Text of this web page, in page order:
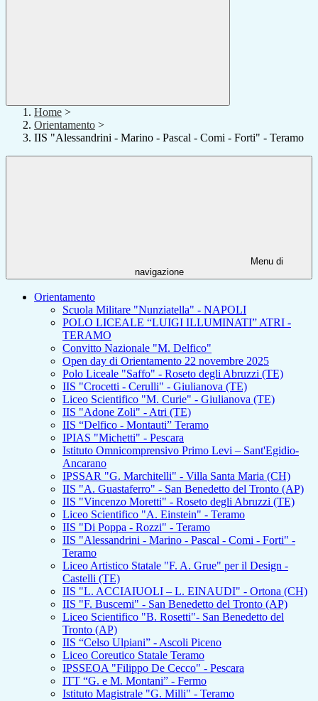
Home >
Orientamento >
IIS "Alessandrini - Marino - Pascal - Comi - Forti" - Teramo
Menu di
navigazione
Orientamento
Scuola Militare "Nunziatella" - NAPOLI
POLO LICEALE “LUIGI ILLUMINATI” ATRI -
TERAMO
Convitto Nazionale "M. Delfico"
Open day di Orientamento 22 novembre 2025
Polo Liceale "Saffo" - Roseto degli Abruzzi (TE)
IIS "Crocetti - Cerulli" - Giulianova (TE)
Liceo Scientifico "M. Curie" - Giulianova (TE)
IIS "Adone Zoli" - Atri (TE)
IIS “Delfico - Montauti” Teramo
IPIAS "Michetti" - Pescara
Istituto Omnicomprensivo Primo Levi – Sant'Egidio-
Ancarano
IPSSAR "G. Marchitelli" - Villa Santa Maria (CH)
IIS "A. Guastaferro" - San Benedetto del Tronto (AP)
IIS "Vincenzo Moretti" - Roseto degli Abruzzi (TE)
Liceo Scientifico "A. Einstein" - Teramo
IIS "Di Poppa - Rozzi" - Teramo
IIS "Alessandrini - Marino - Pascal - Comi - Forti" -
Teramo
Liceo Artistico Statale "F. A. Grue" per il Design -
Castelli (TE)
IIS "L. ACCIAIUOLI – L. EINAUDI" - Ortona (CH)
IIS "F. Buscemi" - San Benedetto del Tronto (AP)
Liceo Scientifico "B. Rosetti"- San Benedetto del
Tronto (AP)
IIS “Celso Ulpiani” - Ascoli Piceno
Liceo Coreutico Statale Teramo
IPSSEOA "Filippo De Cecco" - Pescara
ITT “G. e M. Montani” - Fermo
Istituto Magistrale "G. Milli" - Teramo